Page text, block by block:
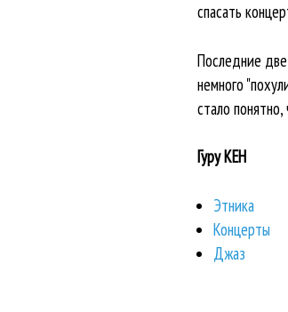
спасать
Последние
немного
стало
Гуру КЕН
Этника
Концерты
Джаз